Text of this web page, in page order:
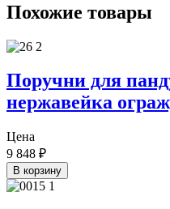
Похожие товары
Поручни для
нержавейка
Цена
9 848 ₽
В корзину